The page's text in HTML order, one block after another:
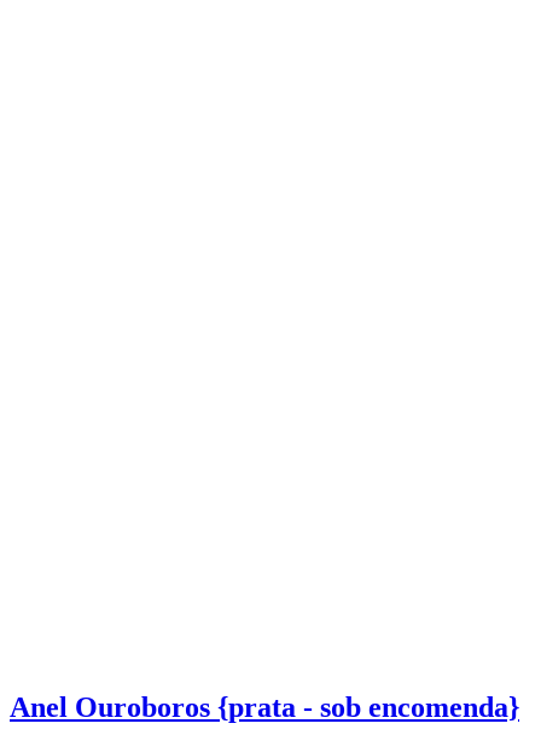
Anel Ouroboros {prata - sob encomenda}